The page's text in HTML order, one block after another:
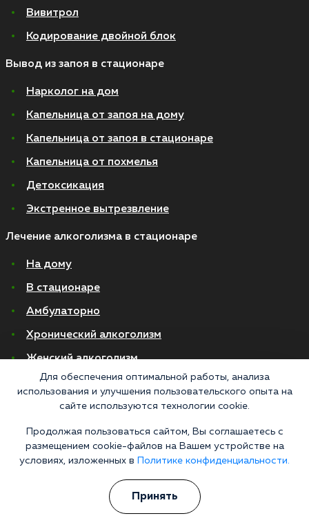
Вивитрол
Кодирование двойной блок
Вывод из запоя в стационаре
Нарколог на дом
Капельница от запоя на дому
Капельница от запоя в стационаре
Капельница от похмелья
Детоксикация
Экстренное вытрезвление
Лечение алкоголизма в стационаре
На дому
В стационаре
Амбулаторно
Хронический алкоголизм
Женский алкоголизм
Пивной алкоголизм
Политика конфиденциальности
Согласие на обработку персональных данных
Медицинские услуги оказываются ООО "М-Трезвость", по лицензии
ЛО-50-01-012801 от 27.08.2021 по адресу: 127083, Московская область, г.
Москва, улица 8 Марта, 1с12, подъезд 1
Для обеспечения оптимальной работы, анализа
использования и улучшения пользовательского опыта на
сайте используются технологии cookie.
Продолжая пользоваться сайтом, Вы соглашаетесь с
размещением cookie-файлов на Вашем устройстве на
условиях, изложенных в
Политике конфиденциальности.
Принять